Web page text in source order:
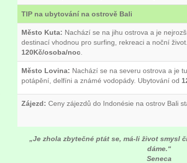
TIP na ubytování na ostrově Bali
Město Kuta: Nachází se na jihu ostrova a je
destinací vhodnou pro surfing, rekreaci a noční
120Kč/osoba/noc
Město Lovina: Nachází se na severu ostrova a je
potápění, delfíni a známé vodopády. Ubytování od
Zájezd: Ceny zájezdů do Indonésie na ostrov Bali
„Je zhola zbytečné ptát se, má-li život smysl
dáme.“
Seneca